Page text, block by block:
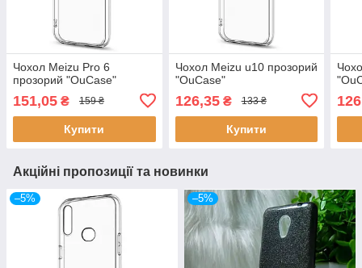
Чохол Meizu Pro 6
прозорий "OuCase"
151,05 ₴ 159 ₴
Купити
Чохол Meizu u10 прозорий
"OuCase"
126,35₴ 133 ₴
Купити
Акційні пропозиції та новинки
–5% –5%